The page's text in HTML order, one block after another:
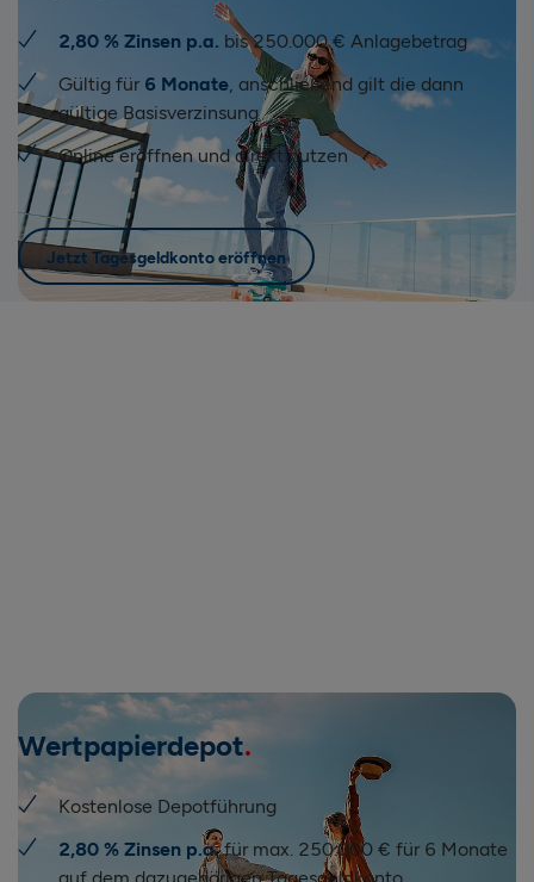
2,80 % Zinsen p.a. bis 250.000 € Anlagebetrag
Gültig für 6 Monate, anschließend gilt die dann
gültige Basisverzinsung
Online eröffnen und direkt nutzen
Jetzt Tagesgeldkonto eröffnen
Wertpapierdepot
Kostenlose Depotführung
2,80 % Zinsen p.a.für max. 250.000 € für 6 Monate